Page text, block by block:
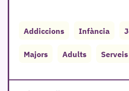
Addiccions Infància
Majors Adults